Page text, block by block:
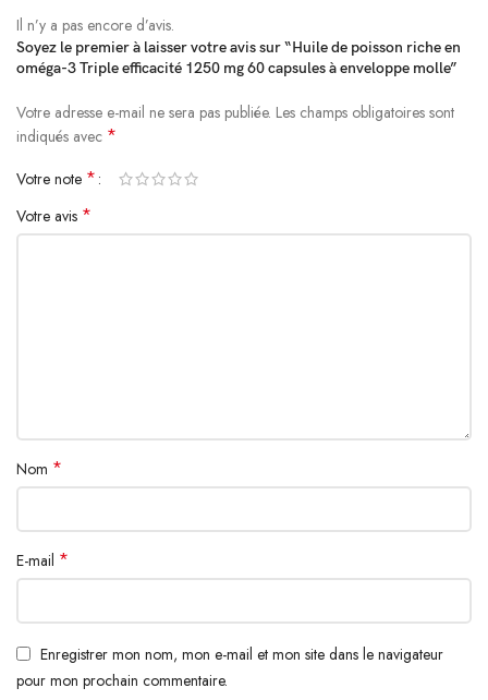
En complément alimentaire pour des adultes en bonne santé, prenez
Respectez les consignes d’utilisation données par un professionnel de la
santé qualifié.
Il n’y a pas encore d’avis.
Soyez le premier à laisser votre avis sur “Huile de poisson riche en
oméga-3 Triple efficacité 1250 mg 60 capsules à enveloppe molle”
Votre adresse e-mail ne sera pas publiée. Les champs obligatoires sont
indiqués avec *
Votre note *
Votre avis *
Nom *
E-mail *
Enregistrer mon nom, mon e-mail et mon site dans le navigateur
pour mon prochain commentaire.
Alternative: